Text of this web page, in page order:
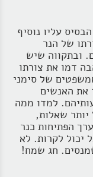
עליו נוסיף
של הנר
ובתקווה שיש
דמו את צורתו
של סימני
את האנשים
למדו ממה
שאלות,
הפתיחות כנר
יכול לקרות. לא
חג שמח!